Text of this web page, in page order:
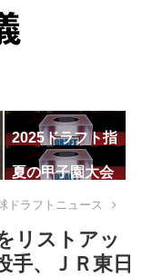
2025ドラフト指
名一覧
夏の甲子園大会
ドラフトニュース
リストアッ
手、ＪＲ東日